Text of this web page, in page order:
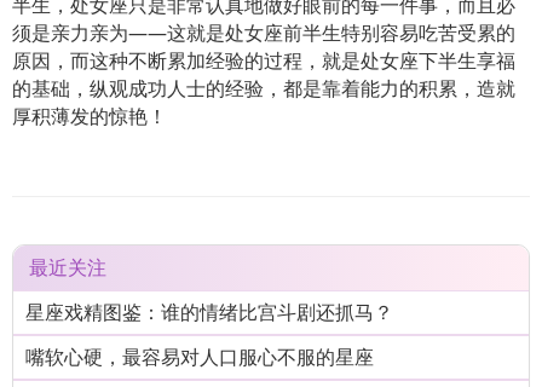
须是亲力亲为——这就是处女座前半生特别容易吃苦受累的
原因，而这种不断累加经验的过程，就是处女座下半生享福
的基础，纵观成功人士的经验，都是靠着能力的积累，造就
厚积薄发的惊艳！
最近关注
星座戏精图鉴：谁的情绪比宫斗剧还抓马？
嘴软心硬，最容易对人口服心不服的星座